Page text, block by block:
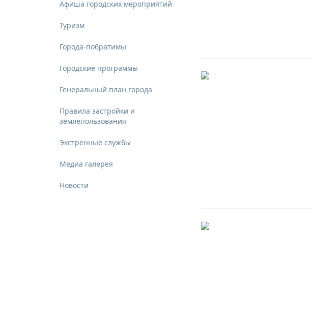
Афиша городских мероприятий
Туризм
Города-побратимы
Городские программы
Генеральный план города
Правила застройки и
землепользования
Экстренные службы
Медиа галерея
Новости